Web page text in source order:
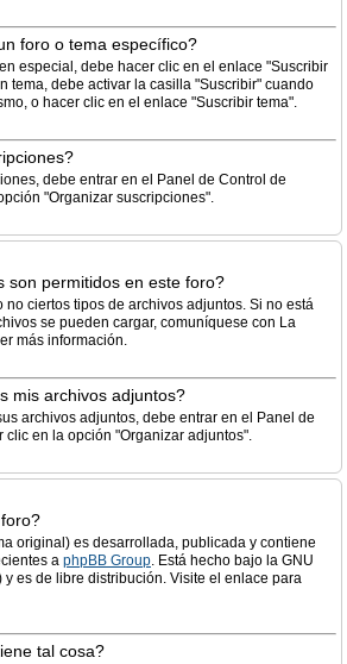
foro o tema específico?
especial, debe hacer clic en el enlace "Suscribir
tema, debe activar la casilla "Suscribir" cuando
o hacer clic en el enlace "Suscribir tema".
debe entrar en el Panel de Control de
"Organizar suscripciones".
son permitidos en este foro?
no ciertos tipos de archivos adjuntos. Si no está
se pueden cargar, comuníquese con La
más información.
mis archivos adjuntos?
archivos adjuntos, debe entrar en el Panel de
clic en la opción "Organizar adjuntos".
original) es desarrollada, publicada y contiene
a phpBB Group. Está hecho bajo la GNU
es de libre distribución. Visite el enlace para
tal cosa?